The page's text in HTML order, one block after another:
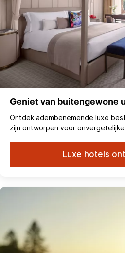
Geniet van buitengewone
Ontdek adembenemende luxe
zijn ontworpen voor
Luxe hotels